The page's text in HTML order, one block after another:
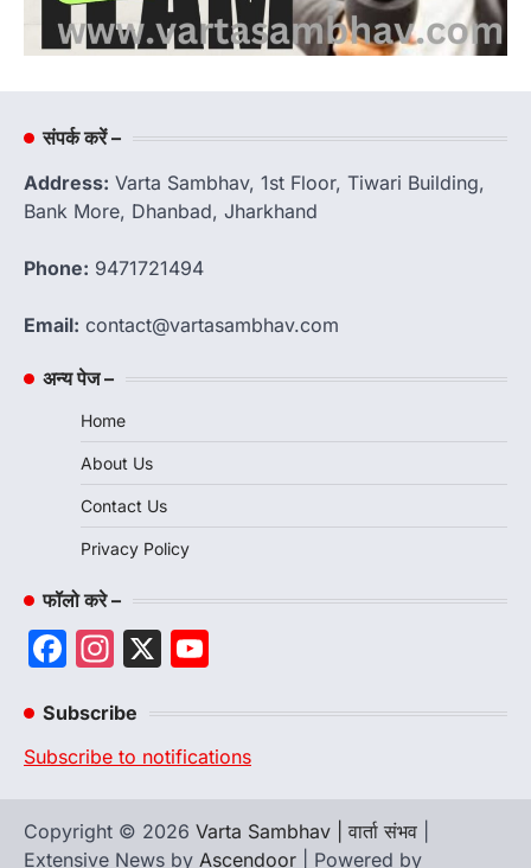
संपर्क करें –
Address: Varta Sambhav, 1st Floor, Tiwari Building,
Bank More, Dhanbad, Jharkhand
Phone: 9471721494
Email: contact@vartasambhav.com
अन्य पेज –
Home
About Us
Contact Us
Privacy Policy
फॉलो करे –
Facebook
Instagram
X
Subscribe
Subscribe to notifications
Copyright © 2026 Varta Sambhav | वार्ता संभव
Extensive News by Ascendoor | Powered by